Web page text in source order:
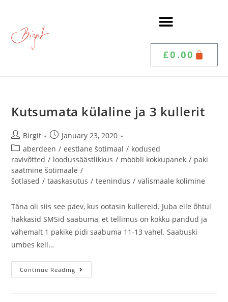
£0.00
Kutsumata külaline ja 3 kullerit
Birgit
January 23, 2020
aberdeen / eestlane šotimaal / kodused
ravivõtted / loodussäästlikkus / mööbli kokkupanek / paki
saatmine šotimaale /
šotlased / taaskasutus / teenindus / välismaale kolimine
Täna oli siis see päev, kus ootasin kullereid. Juba eile õhtul
hakkasid SMSid saabuma, et tellimus on kokku pandud ja
vähemalt 1 pakike pidi saabuma 11-13 vahel. Saabuski
umbes kell…
Continue Reading